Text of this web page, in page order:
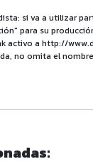
si va a utilizar
para su
activo a http://
no omita el